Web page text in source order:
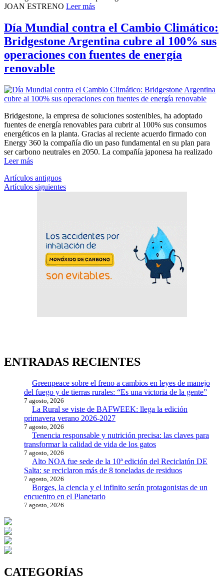
JOAN ESTRENO Leer más
Día Mundial contra el Cambio Climático:
Bridgestone Argentina cubre al 100% sus
operaciones con fuentes de energía
renovable
Bridgestone, la empresa de soluciones sostenibles, ha adoptado
fuentes de energía renovables para cubrir al 100% sus consumos
energéticos en la planta. Gracias al reciente acuerdo firmado con
Energy 360 la compañía dio un paso fundamental en su plan para
ser carbono neutrales en 2050. La compañía japonesa ha realizado
Leer más
Navegación
de
Artículos antiguos
Artículos siguientes
ENTRADAS RECIENTES
Greenpeace sobre el freno a cambios en leyes de manejo
del fuego y de tierras rurales: “Es una victoria de la gente”
7 agosto, 2026
La Rural se viste de BAFWEEK: llega la edición
primavera verano 2026-2027
7 agosto, 2026
Tenencia responsable y nutrición precisa: las claves para
transformar la calidad de vida de los gatos
7 agosto, 2026
Alto NOA fue sede de la 10ª edición del Reciclatón DE
Salta: se reciclaron más de 8 toneladas de residuos
7 agosto, 2026
Borges, la ciencia y el infinito serán protagonistas de un
encuentro en el Planetario
7 agosto, 2026
CATEGORÍAS